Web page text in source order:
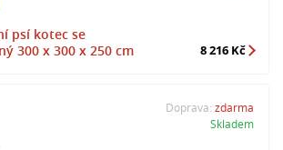
psí kotec se
300 x 300 x 250 cm
8 216 Kč
Doprava: zdarma
Skladem